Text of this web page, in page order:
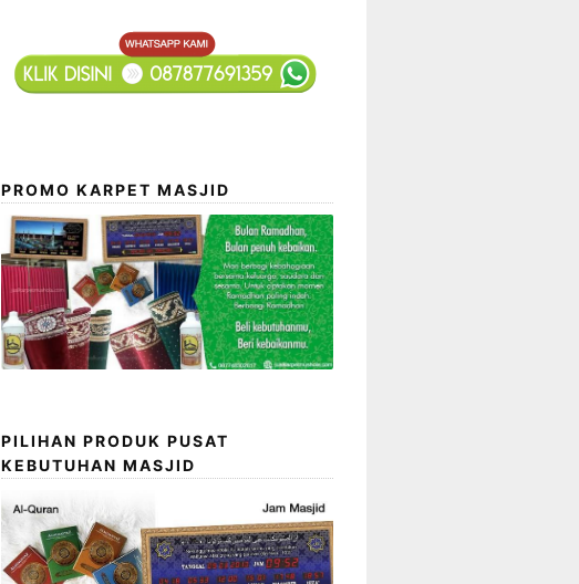
PROMO KARPET MASJID
PILIHAN PRODUK PUSAT
KEBUTUHAN MASJID